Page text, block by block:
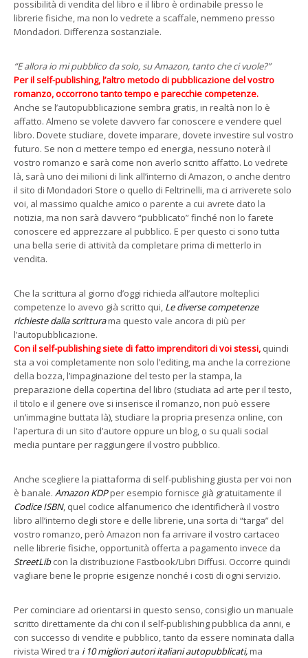
possibilità di vendita del libro e il libro è ordinabile presso le
librerie fisiche, ma non lo vedrete a scaffale, nemmeno presso
Mondadori. Differenza sostanziale.
“E allora io mi pubblico da solo, su Amazon, tanto che ci vuole?”
Per il self-publishing, l’altro metodo di pubblicazione del vostro
romanzo, occorrono tanto tempo e parecchie competenze.
Anche se l’autopubblicazione sembra gratis, in realtà non lo è
affatto. Almeno se volete davvero far conoscere e vendere quel
libro. Dovete studiare, dovete imparare, dovete investire sul vostro
futuro. Se non ci mettere tempo ed energia, nessuno noterà il
vostro romanzo e sarà come non averlo scritto affatto. Lo vedrete
là, sarà uno dei milioni di link all’interno di Amazon, o anche dentro
il sito di Mondadori Store o quello di Feltrinelli, ma ci arriverete solo
voi, al massimo qualche amico o parente a cui avrete dato la
notizia, ma non sarà davvero “pubblicato” finché non lo farete
conoscere ed apprezzare al pubblico. E per questo ci sono tutta
una bella serie di attività da completare prima di metterlo in
vendita.
Che la scrittura al giorno d’oggi richieda all’autore molteplici
competenze lo avevo già scritto qui, Le diverse competenze
richieste dalla scritturama questo vale ancora di più per
l’autopubblicazione.
Con il self-publishing siete di fatto imprenditori di voi stessi, quindi
sta a voi completamente non solo l’editing, ma anche la correzione
della bozza, l’impaginazione del testo per la stampa, la
preparazione della copertina del libro (studiata ad arte per il testo,
il titolo e il genere ove si inserisce il romanzo, non può essere
un’immagine buttata là), studiare la propria presenza online, con
l’apertura di un sito d’autore oppure un blog, o su quali social
media puntare per raggiungere il vostro pubblico.
Anche scegliere la piattaforma di self-publishing giusta per voi non
è banale. Amazon KDPper esempio fornisce già gratuitamente il
Codice ISBN, quel codice alfanumerico che identificherà il vostro
libro all’interno degli store e delle librerie, una sorta di “targa” del
vostro romanzo, però Amazon non fa arrivare il vostro cartaceo
nelle librerie fisiche, opportunità offerta a pagamento invece da
StreetLibcon la distribuzione Fastbook/Libri Diffusi. Occorre quindi
vagliare bene le proprie esigenze nonché i costi di ogni servizio.
Per cominciare ad orientarsi in questo senso, consiglio un manuale
scritto direttamente da chi con il self-publishing pubblica da anni, e
con successo di vendite e pubblico, tanto da essere nominata dalla
rivista Wired tra i 10 migliori autori italiani autopubblicati,ma